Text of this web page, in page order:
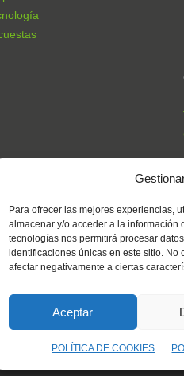
Para ofrecer las mejores experiencias,
almacenar y/o acceder a la información
tecnologías nos permitirá procesar
identificaciones únicas en este sitio. No
afectar negativamente a ciertas
Aceptar
POLÍTICA DE COOKIES